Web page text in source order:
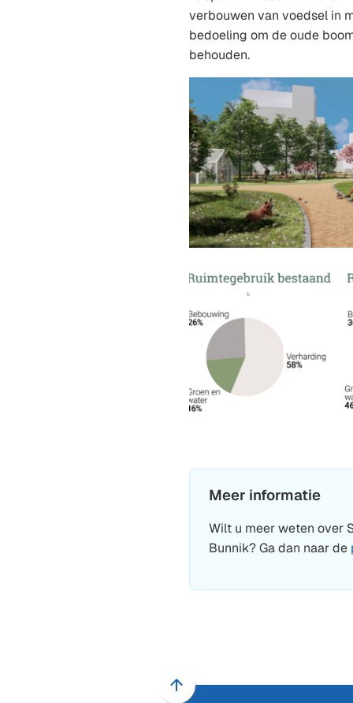
verbouwen van voedsel in
bedoeling om de oude
behouden.
Meer informatie
Wilt u meer weten over
Bunnik? Ga dan naar de
Scroll